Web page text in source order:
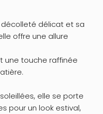
délicat et sa
offre une allure
une touche raffinée
elle se porte
pour un look estival,